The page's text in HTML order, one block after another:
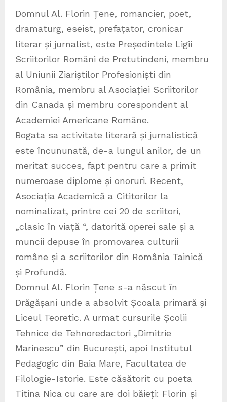
Domnul Al. Florin Țene, romancier, poet,
dramaturg, eseist, prefațator, cronicar
literar și jurnalist, este Președintele Ligii
Scriitorilor Români de Pretutindeni, membru
al Uniunii Ziariștilor Profesioniști din
România, membru al Asociației Scriitorilor
din Canada și membru corespondent al
Academiei Americane Române.
Bogata sa activitate literară și jurnalistică
este încununată, de-a lungul anilor, de un
meritat succes, fapt pentru care a primit
numeroase diplome și onoruri. Recent,
Asociația Academică a Cititorilor la
nominalizat, printre cei 20 de scriitori,
„clasic în viață “, datorită operei sale și a
muncii depuse în promovarea culturii
române și a scriitorilor din România Tainică
și Profundă.
Domnul Al. Florin Țene s-a născut în
Drăgășani unde a absolvit Școala primară și
Liceul Teoretic. A urmat cursurile Școlii
Tehnice de Tehnoredactori „Dimitrie
Marinescu” din București, apoi Institutul
Pedagogic din Baia Mare, Facultatea de
Filologie-Istorie. Este căsătorit cu poeta
Titina Nica cu care are doi băieți: Florin și